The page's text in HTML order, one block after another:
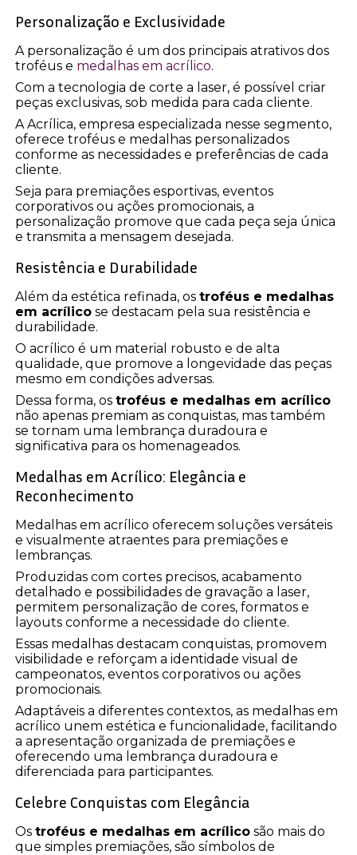
Personalização e Exclusividade
A personalização é um dos principais atrativos dos
troféus e medalhas em acrílico.
Com a tecnologia de corte a laser, é possível criar
peças exclusivas, sob medida para cada cliente.
A Acrílica, empresa especializada nesse segmento,
oferece troféus e medalhas personalizados
conforme as necessidades e preferências de cada
cliente.
Seja para premiações esportivas, eventos
corporativos ou ações promocionais, a
personalização promove que cada peça seja única
e transmita a mensagem desejada.
Resistência e Durabilidade
Além da estética refinada, ostroféus e medalhas
em acrílico se destacam pela sua resistência e
durabilidade.
O acrílico é um material robusto e de alta
qualidade, que promove a longevidade das peças
mesmo em condições adversas.
Dessa forma, ostroféus e medalhas em acrílico
não apenas premiam as conquistas, mas também
se tornam uma lembrança duradoura e
significativa para os homenageados.
Medalhas em Acrílico: Elegância e
Reconhecimento
Medalhas em acrílico oferecem soluções versáteis
e visualmente atraentes para premiações e
lembranças.
Produzidas com cortes precisos, acabamento
detalhado e possibilidades de gravação a laser,
permitem personalização de cores, formatos e
layouts conforme a necessidade do cliente.
Essas medalhas destacam conquistas, promovem
visibilidade e reforçam a identidade visual de
campeonatos, eventos corporativos ou ações
promocionais.
Adaptáveis a diferentes contextos, as medalhas em
acrílico unem estética e funcionalidade, facilitando
a apresentação organizada de premiações e
oferecendo uma lembrança duradoura e
diferenciada para participantes.
Celebre Conquistas com Elegância
Ostroféus e medalhas em acrílico são mais do
que simples premiações, são símbolos de